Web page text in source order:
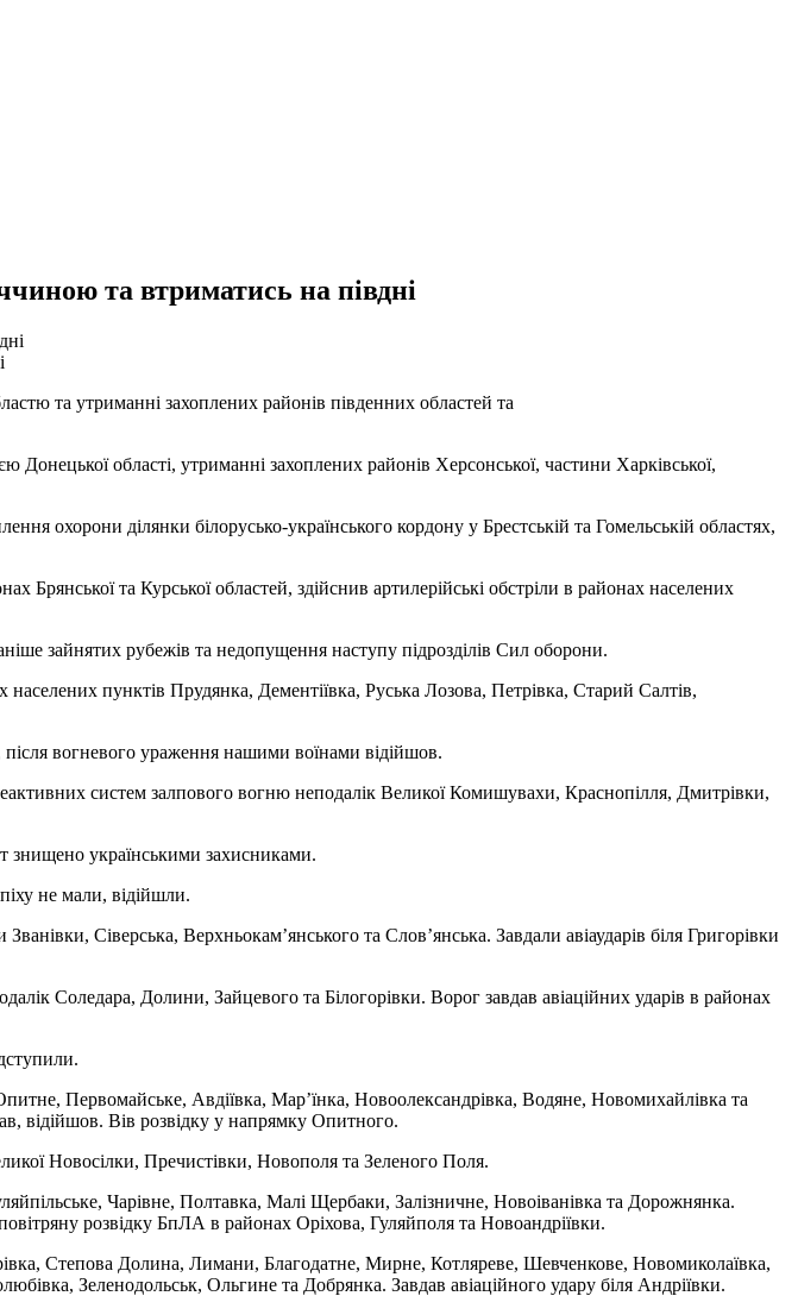
та втриматись на півдні
та утриманні захоплених районів південних областей та
області, утриманні захоплених районів Херсонської, частини Харківської,
охорони ділянки білорусько-українського кордону у Брестській та Гомельській областях,
та Курської областей, здійснив артилерійські обстріли в районах населених
зайнятих рубежів та недопущення наступу підрозділів Сил оборони.
населених пунктів Прудянка, Дементіївка, Руська Лозова, Петрівка, Старий Салтів,
вогневого ураження нашими воїнами відійшов.
систем залпового вогню неподалік Великої Комишувахи, Краснопілля, Дмитрівки,
знищено українськими захисниками.
не мали, відійшли.
Сіверська, Верхньокам’янського та Слов’янська. Завдали авіаударів біля Григорівки
Соледара, Долини, Зайцевого та Білогорівки. Ворог завдав авіаційних ударів в районах
Первомайське, Авдіївка, Мар’їнка, Новоолександрівка, Водяне, Новомихайлівка та
відійшов. Вів розвідку у напрямку Опитного.
Новосілки, Пречистівки, Новополя та Зеленого Поля.
Чарівне, Полтавка, Малі Щербаки, Залізничне, Новоіванівка та Дорожнянка.
розвідку БпЛА в районах Оріхова, Гуляйполя та Новоандріївки.
Степова Долина, Лимани, Благодатне, Мирне, Котляреве, Шевченкове, Новомиколаївка,
Зеленодольськ, Ольгине та Добрянка. Завдав авіаційного удару біля Андріївки.